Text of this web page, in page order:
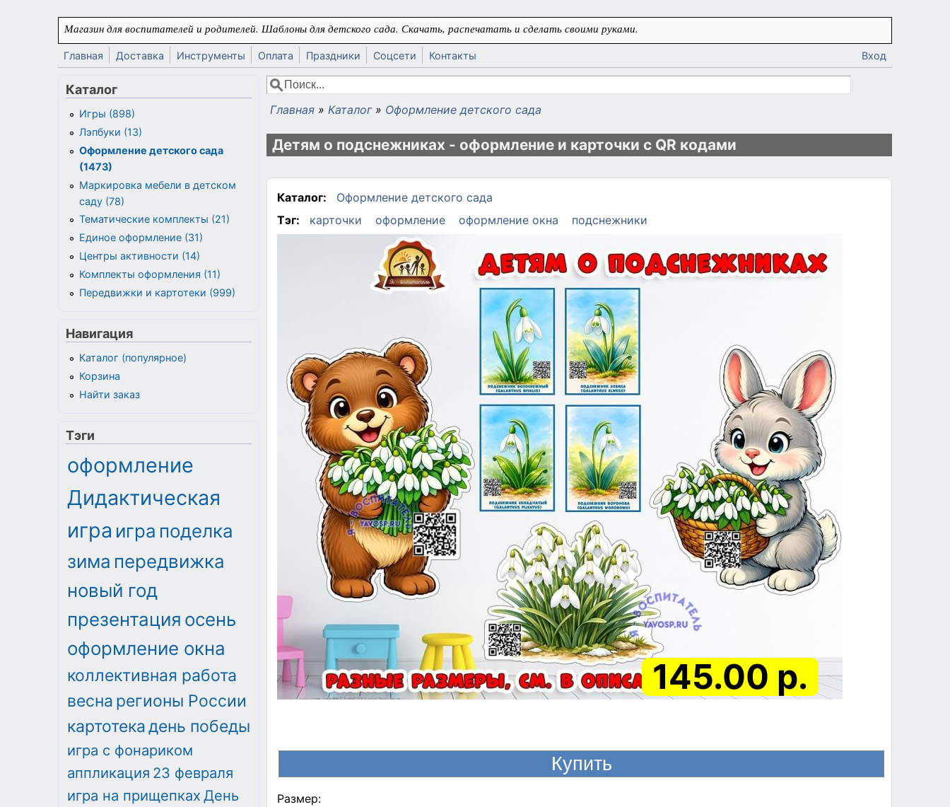
Перейти к основному содержанию
Магазин для воспитателей и родителей. Шаблоны для детского сада. Скачать, распечатать и сделать своими руками.
Главная Доставка Инструменты Оплата Праздники Соцсети Контакты Вход
Форма поиска
Поиск
Вы здесь
Главная » Каталог » Оформление детского сада
Детям о подснежниках - оформление и карточки с QR кодами
Каталог:
Оформление детского сада
Тэг:
карточки оформление оформление окна подснежники
145.00 р.
Размер:
Каталог
Игры (898)
Лэпбуки (13)
Оформление детского сада
(1473)
Маркировка мебели в детском
саду (78)
Тематические комплекты (21)
Единое оформление (31)
Центры активности (14)
Комплекты оформления (11)
Передвижки и картотеки (999)
Навигация
Каталог (популярное)
Корзина
Найти заказ
Тэги
оформление
Дидактическая
игра игра поделка
зима передвижка
новый год
презентация осень
оформление окна
коллективная работа
весна регионы России
картотекадень победы
игра с фонариком
аппликация 23 февраля
игра на прищепках День